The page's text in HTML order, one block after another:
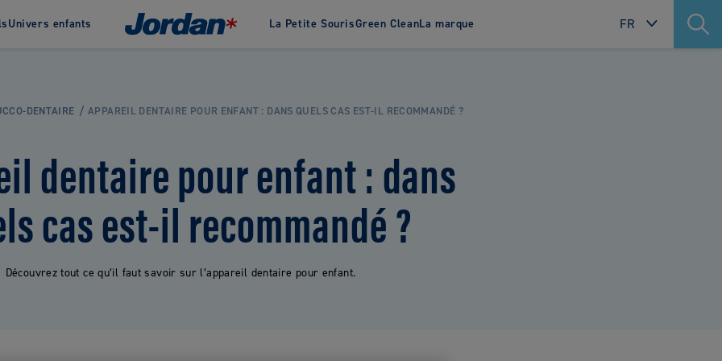
FR
Dentifrices Adultes
Brosses à dents écologique
VOIR TOUS LES PRODUITS
Univers enfants La Petite SourisGreen CleanLa marque
DENTAIRE APPAREIL DENTAIRE POUR ENFANT : DANS QUELS CAS EST-IL RECOMMANDÉ ?
dentaire pour enfant : dans
cas est-il recommandé ?
Découvrez tout ce qu’il faut savoir sur l’appareil dentaire pour enfant.